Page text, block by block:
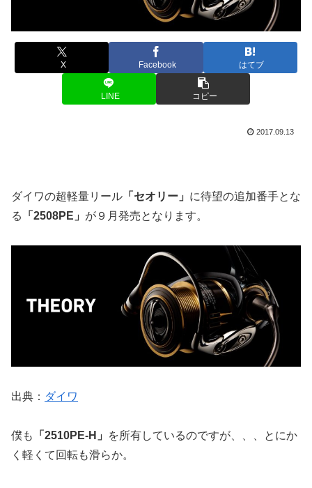
X Facebook はてブ
LINE コピー
2017.09.13
ダイワの超軽量リール 「セオリー」 に待望の追加番手とな
る
「2508PE」 が９月発売となります。
出典： ダイワ
僕も 「2510PE-H」
を所有しているのですが、、、とにか
く軽くて回転も滑らか。